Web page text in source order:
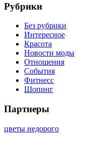
Рубрики
Без рубрики
Интересное
Красота
Новости моды
Отношения
События
Фитнесс
Шопинг
Партнеры
цветы недорого